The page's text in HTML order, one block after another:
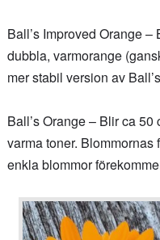
Ball’s Improved Orange
dubbla, varmorange
mer stabil version av
Ball’s Orange – Blir ca
varma toner.
enkla blommor